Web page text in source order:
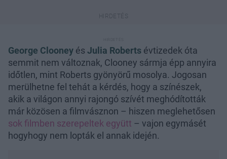
George Clooney és Julia Roberts évtizedek óta
semmit nem változnak, Clooney sármja épp annyira
időtlen, mint Roberts gyönyörű mosolya. Jogosan
merülhetne fel tehát a kérdés, hogy a színészek,
akik a világon annyi rajongó szívét meghódították
már közösen a filmvásznon – hiszen meglehetősen
sok filmben szerepeltek együtt – vajon egymásét
hogyhogy nem lopták el annak idején.